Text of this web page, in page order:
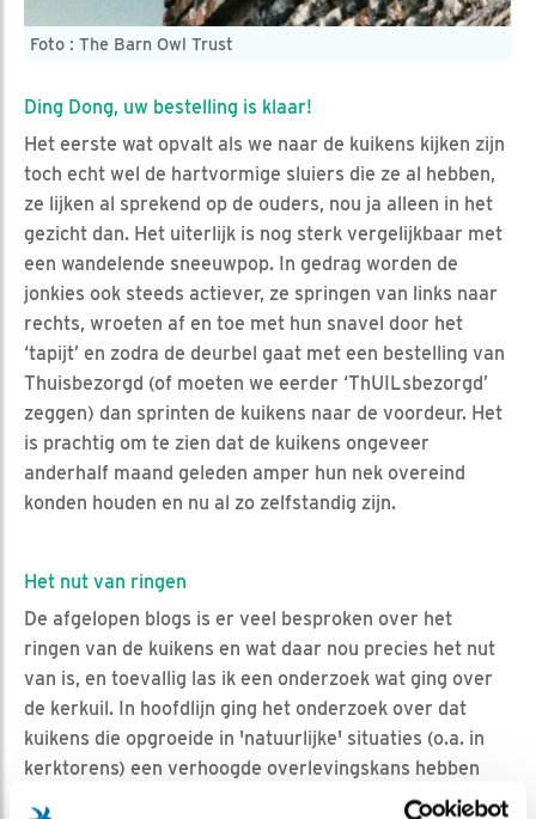
Foto : The Barn Owl Trust
Ding Dong, uw bestelling is klaar!
Het eerste wat opvalt als we naar de kuikens kijken zijn
toch echt wel de hartvormige sluiers die ze al hebben,
ze lijken al sprekend op de ouders, nou ja alleen in het
gezicht dan. Het uiterlijk is nog sterk vergelijkbaar met
een wandelende sneeuwpop. In gedrag worden de
jonkies ook steeds actiever, ze springen van links naar
rechts, wroeten af en toe met hun snavel door het
‘tapijt’ en zodra de deurbel gaat met een bestelling van
Thuisbezorgd (of moeten we eerder ‘ThUILsbezorgd’
zeggen) dan sprinten de kuikens naar de voordeur. Het
is prachtig om te zien dat de kuikens ongeveer
anderhalf maand geleden amper hun nek overeind
konden houden en nu al zo zelfstandig zijn.
Het nut van ringen
De afgelopen blogs is er veel besproken over het
ringen van de kuikens en wat daar nou precies het nut
van is, en toevallig las ik een onderzoek wat ging over
de kerkuil. In hoofdlijn ging het onderzoek over dat
kuikens die opgroeide in 'natuurlijke' situaties (o.a. in
kerktorens) een verhoogde overlevingskans hebben
dan kuikens die opgroeien in nestkasten (Klein, Á. et al